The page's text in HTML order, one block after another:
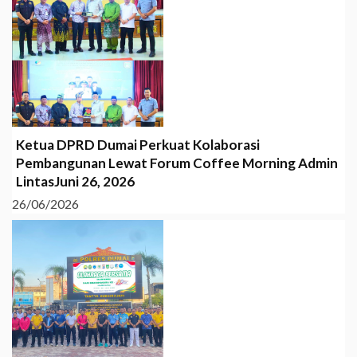
Ketua DPRD Dumai Perkuat Kolaborasi
Pembangunan Lewat Forum Coffee Morning Admin
LintasJuni 26, 2026
26/06/2026